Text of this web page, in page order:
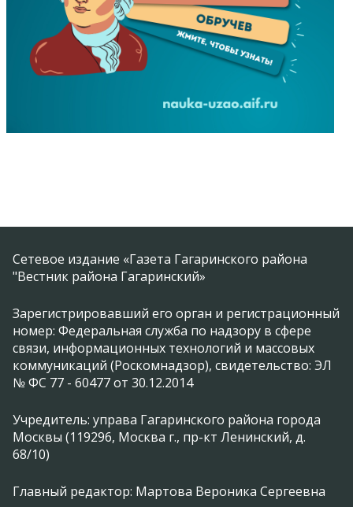
Сетевое издание «Газета Гагаринского района
"Вестник района Гагаринский»
Зарегистрировавший его орган и регистрационный
номер: Федеральная служба по надзору в сфере
связи, информационных технологий и массовых
коммуникаций (Роскомнадзор), свидетельство: ЭЛ
№ ФС 77 - 60477 от 30.12.2014
Учредитель: управа Гагаринского района города
Москвы (119296, Москва г., пр-кт Ленинский, д.
68/10)
Главный редактор: Мартова Вероника Сергеевна